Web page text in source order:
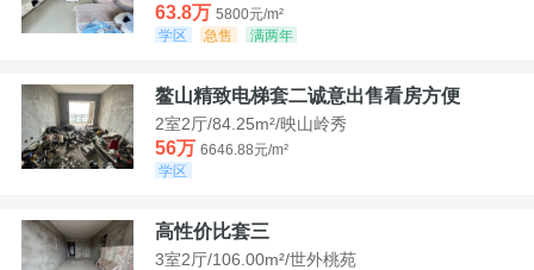
63.8万 5800元/m²
学区
急售 满两年
鳌山精致电梯套二诚意出售看房方便
2室2厅/84.25m²/映山岭秀
56万 6646.88元/m²
学区
高性价比套三
3室2厅/106.00m²/世外桃苑